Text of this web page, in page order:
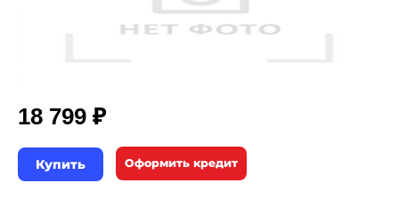
18 799 ₽
Купить Оформить кредит